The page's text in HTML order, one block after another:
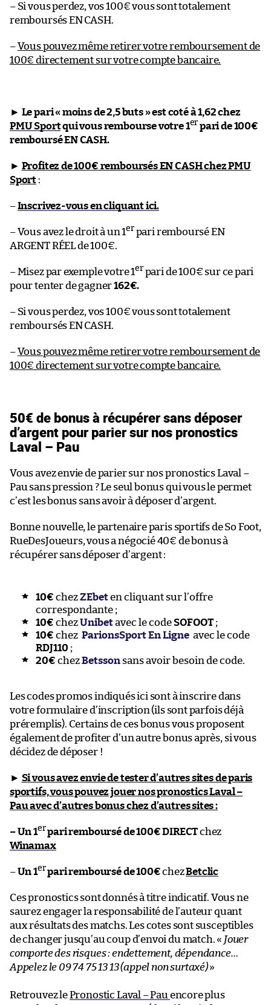
– Si vous perdez, vos 100€ vous sont totalement
remboursés EN CASH.
–Vous pouvez même retirer votre remboursement de
100€ directement sur votre compte bancaire.
► Le pari « moins de 2,5 buts » est coté à 1,62 chez
PMU Sportqui vous rembourse votre 1er pari de 100€
remboursé EN CASH.
► Profitez de 100€ remboursés EN CASH chez PMU
Sport :
–Inscrivez-vous en cliquant ici.
– Vous avez le droit à un 1er pari remboursé EN
ARGENT RÉEL de 100€.
– Misez par exemple votre 1er pari de 100€ sur ce pari
pour tenter de gagner162€.
– Si vous perdez, vos 100€ vous sont totalement
remboursés EN CASH.
–Vous pouvez même retirer votre remboursement de
100€ directement sur votre compte bancaire.
50€ de bonus à récupérer sans déposer
d’argent pour parier sur nos pronostics
Laval – Pau
Vous avez envie de parier sur nos pronostics Laval –
Pau sans pression ? Le seul bonus qui vous le permet
c’est les bonus sans avoir à déposer d’argent.
Bonne nouvelle, le partenaire paris sportifs de So Foot,
RueDesJoueurs, vous a négocié 40€ de bonus à
récupérer sans déposer d’argent :
10€ chezZEbeten cliquant sur l’offre
correspondante ;
10€ chezUnibetavec le code SOFOOT;
10€ chez ParionsSport En Ligne avec le code
RDJ110 ;
20€ chezBetssonsans avoir besoin de code.
Les codes promos indiqués ici sont à inscrire dans
votre formulaire d’inscription (ils sont parfois déjà
préremplis). Certains de ces bonus vous proposent
également de profiter d’un autre bonus après, si vous
décidez de déposer !
► Si vous avez envie de tester d’autres sites de paris
sportifs, vous pouvez jouer nos pronostics Laval –
Pauavec d’autres bonus chez d’autres sites :
– Un 1erpari remboursé de 100€ DIRECTchez
Winamax
–Un 1erpari remboursé de 100€chezBetclic
Ces pronostics sont donnés à titre indicatif. Vous ne
saurez engager la responsabilité de l’auteur quant
aux résultats des matchs. Les cotes sont susceptibles
de changer jusqu’au coup d’envoi du match. « Jouer
comporte des risques : endettement, dépendance…
Appelez le 09 74 75 13 13 (appel non surtaxé)»
Retrouvez lePronostic Laval – Pau encore plus